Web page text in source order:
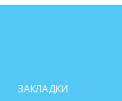
ЗАКЛАДКИ